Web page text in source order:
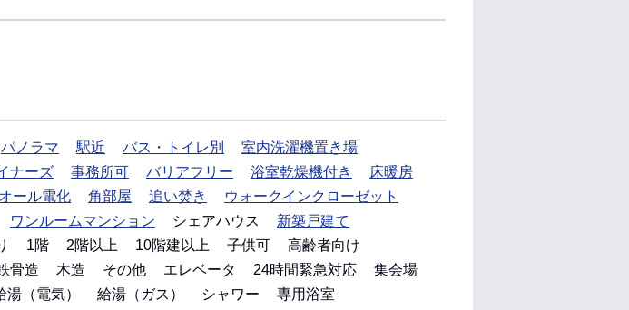
パノラマ 駅近 バス・トイレ別
室内洗濯機置き場
ナーズ 事務所可 バリアフリー 浴室乾燥機付き
床暖房
オール電化 角部屋 追い焚き
ウォークインクローゼット
ワンルームマンション シェアハウス
新築戸建て
1階 2階以上 10階建以上 子供可
高齢者向け
骨造 木造 その他 エレベータ 24時間緊急対応
集会場
湯（電気） 給湯（ガス） シャワー
専用浴室